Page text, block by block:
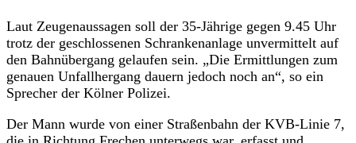
Laut Zeugenaussagen soll der 35-Jährige gegen 9.45 Uhr
trotz der geschlossenen Schrankenanlage unvermittelt auf
den Bahnübergang gelaufen sein. „Die Ermittlungen zum
genauen Unfallhergang dauern jedoch noch an“, so ein
Sprecher der Kölner Polizei.
Der Mann wurde von einer Straßenbahn der KVB-Linie 7,